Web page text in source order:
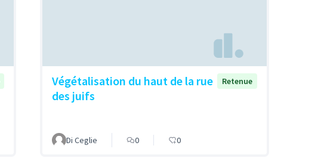
Végétalisation du haut de la rue
des juifs
Retenue
Di Ceglie 0 0